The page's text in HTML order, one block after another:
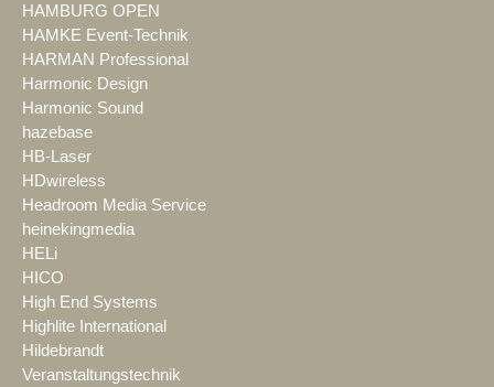
HAMBURG OPEN
HAMKE Event-Technik
HARMAN Professional
Harmonic Design
Harmonic Sound
hazebase
HB-Laser
HDwireless
Headroom Media Service
heinekingmedia
HELi
HICO
High End Systems
Highlite International
Hildebrandt
Veranstaltungstechnik